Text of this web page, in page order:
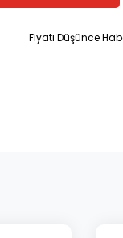
Fiyatı Düşünce